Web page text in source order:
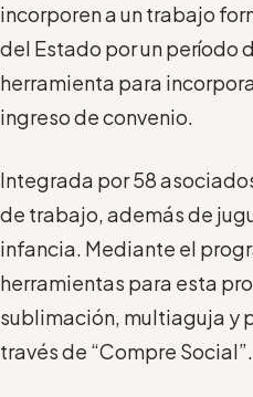
incorporen a un trabajo
del Estado por un período
herramienta para
ingreso de convenio.
Integrada por 58
de trabajo, además de
infancia. Mediante el
herramientas para esta
sublimación, multiaguja y
través de “Compre Social”.